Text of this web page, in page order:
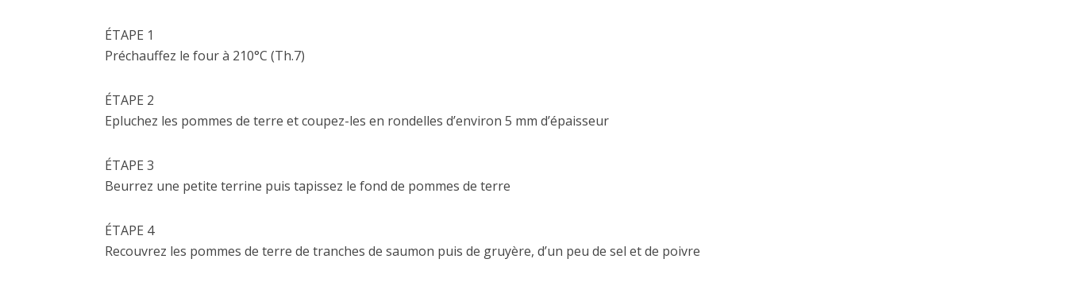
ÉTAPE 1
Préchauffez le four à 210°C (Th.7)
ÉTAPE 2
Epluchez les pommes de terre et coupez-les en rondelles d’environ 5 mm d’épaisseur
ÉTAPE 3
Beurrez une petite terrine puis tapissez le fond de pommes de terre
ÉTAPE 4
Recouvrez les pommes de terre de tranches de saumon puis de gruyère, d’un peu de sel et de poivre